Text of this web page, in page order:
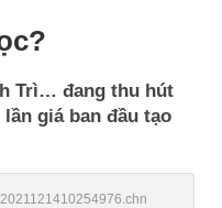
Trì… đang thu hút
giá ban đầu tạo